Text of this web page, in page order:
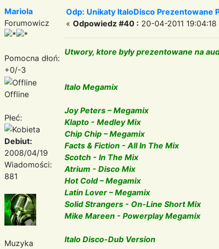
Mariola
Forumowicz
Pomocna dłoń:
+0/-3
Offline
Płeć:
Debiut:
2008/04/19
Wiadomości:
881
Muzyka
Odp: Unikaty ItaloDisco Prezentowane
« Odpowiedz #40 : 20-04-2011 19:04:18
Utwory, ktore były prezentowane na
Italo Megamix
Joy Peters – Megamix
Klapto - Medley Mix
Chip Chip – Megamix
Facts & Fiction - All In The Mix
Scotch - In The Mix
Atrium - Disco Mix
Hot Cold – Megamix
Latin Lover – Megamix
Solid Strangers - On-Line Short Mix
Mike Mareen - Powerplay Megamix
Italo Disco-Dub Version